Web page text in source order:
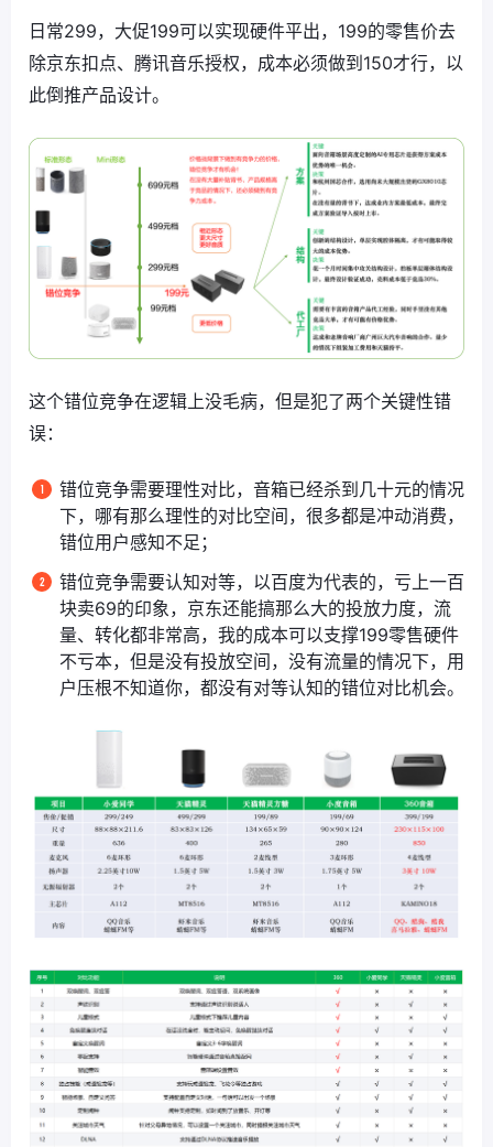
日常299，大促199可以实现硬件平出，199的零售价去
除京东扣点、腾讯音乐授权，成本必须做到150才行，以
此倒推产品设计。
这个错位竞争在逻辑上没毛病，但是犯了两个关键性错
误：
错位竞争需要理性对比，音箱已经杀到几十元的情况
下，哪有那么理性的对比空间，很多都是冲动消费，
错位用户感知不足；
错位竞争需要认知对等，以百度为代表的，亏上一百
块卖69的印象，京东还能搞那么大的投放力度，流
量、转化都非常高，我的成本可以支撑199零售硬件
不亏本，但是没有投放空间，没有流量的情况下，用
户压根不知道你，都没有对等认知的错位对比机会。